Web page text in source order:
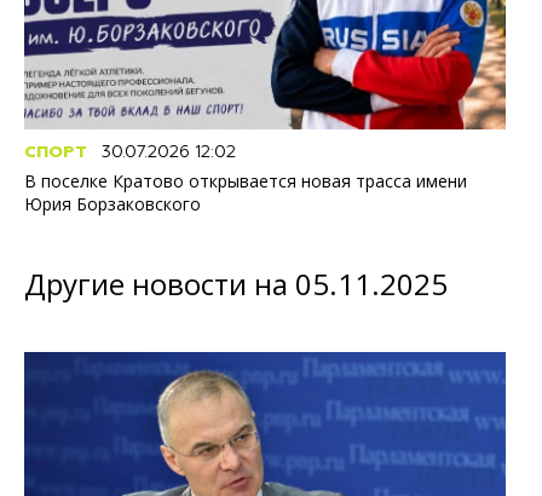
СПОРТ 30.07.2026 12:02
В поселке Кратово открывается новая трасса имени
Юрия Борзаковского
Другие новости на 05.11.2025